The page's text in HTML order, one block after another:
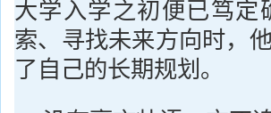
大学入学之初便已笃定
索、寻找未来方向时，
了自己的长期规划。